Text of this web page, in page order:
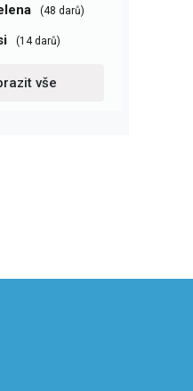
(48 darů)
(14 darů)
vše